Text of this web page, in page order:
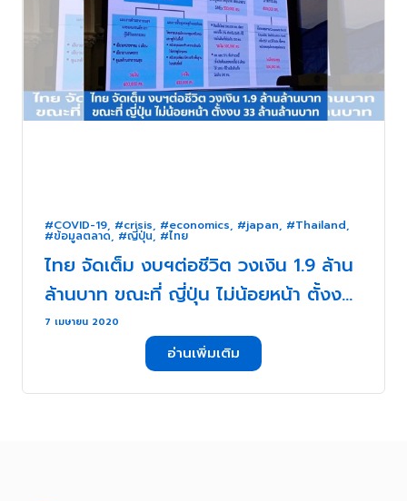
#COVID-19, #crisis, #economics, #japan, #Thailand,
#ข้อมูลตลาด, #ญี่ปุ่น, #ไทย
ไทย จัดเต็ม งบฯต่อชีวิต วงเงิน 1.9 ล้าน
ล้านบาท ขณะที่ ญี่ปุ่น ไม่น้อยหน้า ตั้งงบ
33 ล้านล้านบาท . . .
7 เมษายน 2020
อ่านเพิ่มเติม